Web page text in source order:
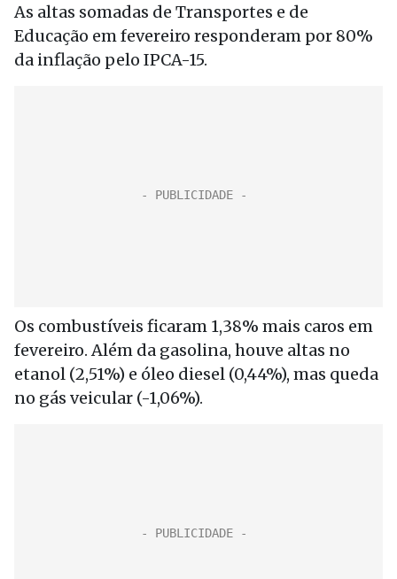
As altas somadas de Transportes e de
Educação em fevereiro responderam por 80%
da inflação pelo IPCA-15.
Os combustíveis ficaram 1,38% mais caros em
fevereiro. Além da gasolina, houve altas no
etanol (2,51%) e óleo diesel (0,44%), mas queda
no gás veicular (-1,06%).